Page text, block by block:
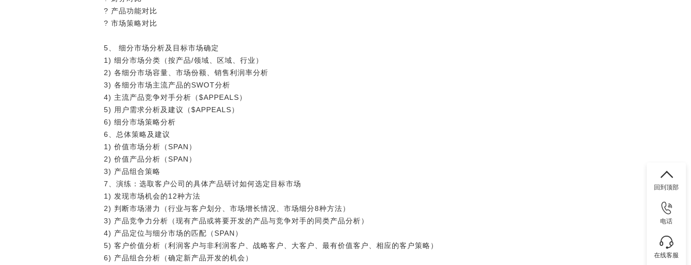
? 产品功能对比
? 市场策略对比
5、 细分市场分析及目标市场确定
1) 细分市场分类（按产品/领域、区域、行业）
2) 各细分市场容量、市场份额、销售利润率分析
3) 各细分市场主流产品的SWOT分析
4) 主流产品竞争对手分析（$APPEALS）
5) 用户需求分析及建议（$APPEALS）
6) 细分市场策略分析
6、总体策略及建议
1) 价值市场分析（SPAN）
2) 价值产品分析（SPAN）
3) 产品组合策略
7、演练：选取客户公司的具体产品研讨如何选定目标市场
1) 发现市场机会的12种方法
2) 判断市场潜力（行业与客户划分、市场增长情况、市场细分8种方法）
3) 产品竞争力分析（现有产品或将要开发的产品与竞争对手的同类产品分析）
4) 产品定位与细分市场的匹配（SPAN）
5) 客户价值分析（利润客户与非利润客户、战略客户、大客户、最有价值客户、相应的客户策略）
6) 产品组合分析（确定新产品开发的机会）
回到顶部
电话
在线客服